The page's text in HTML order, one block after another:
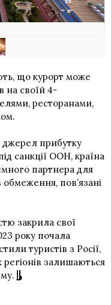
що курорт може
на своїй 4-
ресторанами,
джерел прибутку
санкції ООН, країна
партнера для
обмеження, пов’язані
закрила свої
року почала
туристів з Росії,
регіонів залишаються